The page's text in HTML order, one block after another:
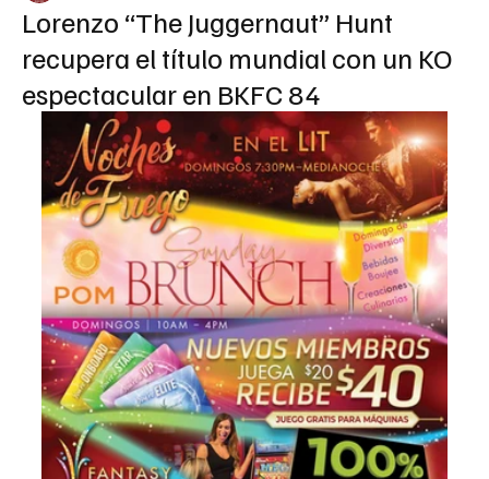
Lorenzo “The Juggernaut” Hunt
recupera el título mundial con un KO
espectacular en BKFC 84